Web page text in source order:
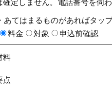
定しません。電話番号を伺
てはまるものがあればタップ
料金 対象 申込前確認
料
点